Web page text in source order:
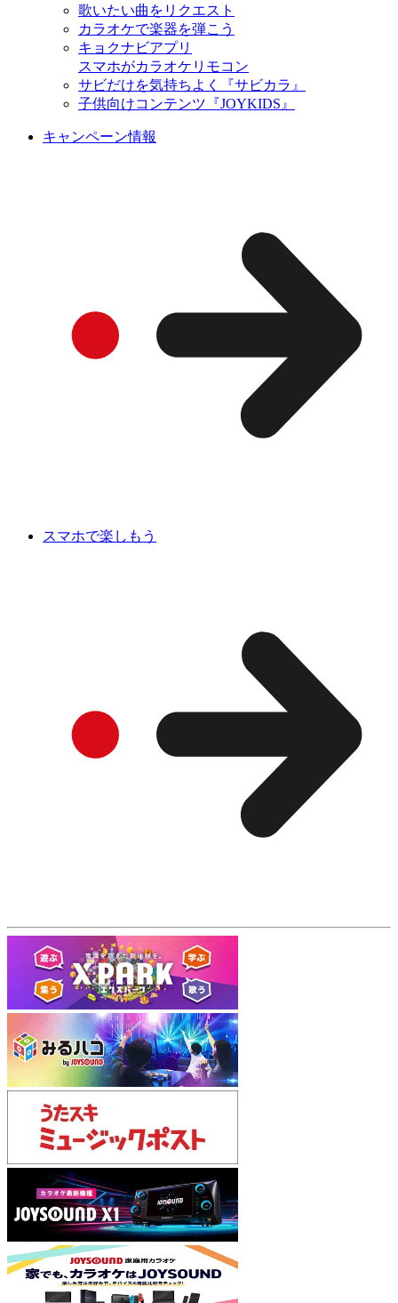
歌いたい曲をリクエスト
カラオケで楽器を弾こう
キョクナビアプリ
スマホがカラオケリモコン
サビだけを気持ちよく『サビカラ』
子供向けコンテンツ『JOYKIDS』
キャンペーン情報
スマホで楽しもう